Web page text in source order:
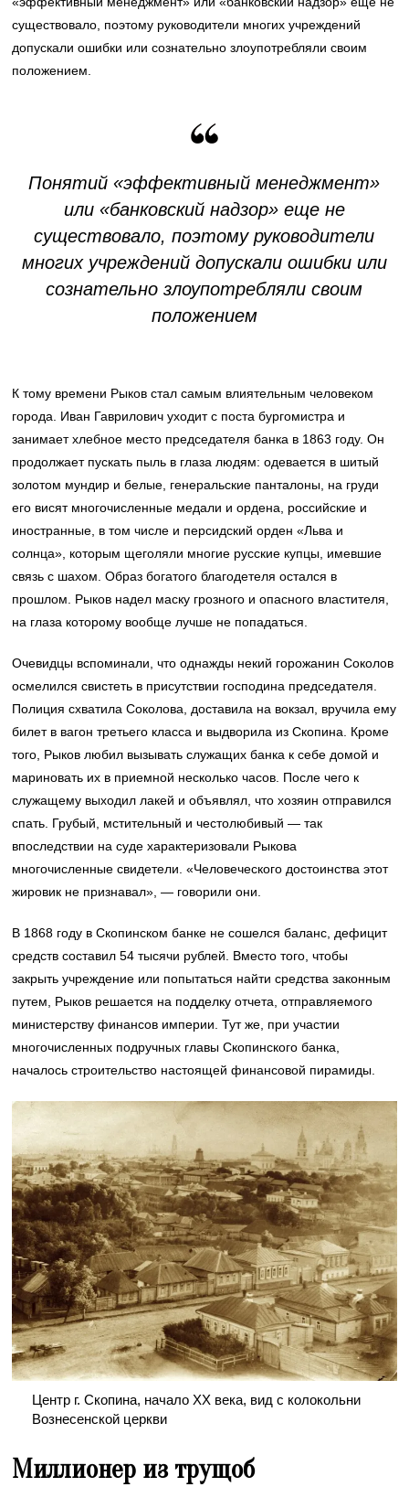
существовало, поэтому руководители многих учреждений
допускали ошибки или сознательно злоупотребляли своим
положением.
Понятий «эффективный менеджмент»
или «банковский надзор» еще не
существовало, поэтому руководители
многих учреждений допускали ошибки или
сознательно злоупотребляли своим
положением
К тому времени Рыков стал самым влиятельным человеком
города. Иван Гаврилович уходит с поста бургомистра и
занимает хлебное место председателя банка в 1863 году. Он
продолжает пускать пыль в глаза людям: одевается в шитый
золотом мундир и белые, генеральские панталоны, на груди
его висят многочисленные медали и ордена, российские и
иностранные, в том числе и персидский орден «Льва и
солнца», которым щеголяли многие русские купцы, имевшие
связь с шахом. Образ богатого благодетеля остался в
прошлом. Рыков надел маску грозного и опасного властителя,
на глаза которому вообще лучше не попадаться.
Очевидцы вспоминали, что однажды некий горожанин Соколов
осмелился свистеть в присутствии господина председателя.
Полиция схватила Соколова, доставила на вокзал, вручила ему
билет в вагон третьего класса и выдворила из Скопина. Кроме
того, Рыков любил вызывать служащих банка к себе домой и
мариновать их в приемной несколько часов. После чего к
служащему выходил лакей и объявлял, что хозяин отправился
спать. Грубый, мстительный и честолюбивый — так
впоследствии на суде характеризовали Рыкова
многочисленные свидетели. «Человеческого достоинства этот
жировик не признавал», — говорили они.
В 1868 году в Скопинском банке не сошелся баланс, дефицит
средств составил 54 тысячи рублей. Вместо того, чтобы
закрыть учреждение или попытаться найти средства законным
путем, Рыков решается на подделку отчета, отправляемого
министерству финансов империи. Тут же, при участии
многочисленных подручных главы Скопинского банка,
началось строительство настоящей финансовой пирамиды.
Центр г. Скопина, начало XX века, вид с колокольни
Вознесенской церкви
Миллионер из трущоб